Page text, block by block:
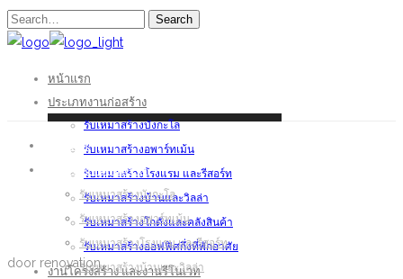
Search
หน้าแรก
ประเภทงานก่อสร้าง
รับเหมาสร้างบังกะโล
รับเหมาสร้างอพาร์ทเม้น
รับเหมาสร้างโรงแรม และรีสอร์ท
รับเหมาสร้างบ้านและวิลล่า
รับเหมาสร้างโกดังและคลังสินค้า
รับเหมาสร้างออฟฟิศกึ่งที่พักอาศัย
งานโครงสร้าง และงานรีโนเวท
หน้าแรก
ประเภทงานก่อสร้าง
รับเหมาสร้างบังกะโล
รับเหมาสร้างอพาร์ทเม้น
รับเหมาสร้างโรงแรม และรีสอร์ท
รับเหมาสร้างบ้านและวิลล่า
door renovation